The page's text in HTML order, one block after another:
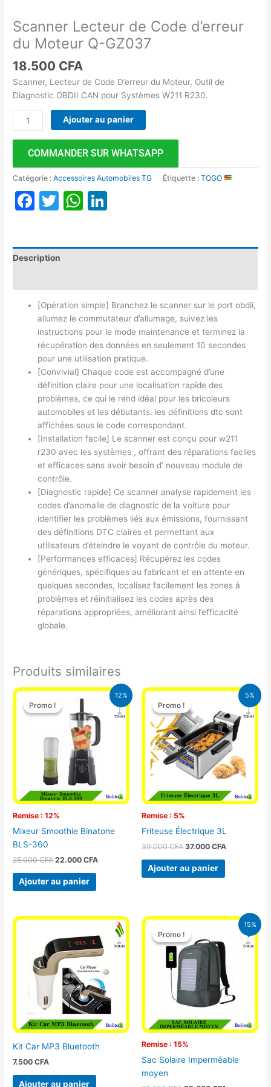
Scanner Lecteur de Code d’erreur
du Moteur Q-GZ037
18.500 CFA
Scanner, Lecteur de Code D’erreur du Moteur, Outil de
Diagnostic OBDII CAN pour Systèmes W211 R230.
Ajouter au panier
COMMANDER SUR WHATSAPP
Catégorie :Accessoires Automobiles TG Étiquette :TOGO
Facebook
TwitterWhatsApp
Description
[Opération simple] Branchez le scanner sur le port obdii,
allumez le commutateur d’allumage, suivez les
instructions pour le mode maintenance et terminez la
récupération des données en seulement 10 secondes
pour une utilisation pratique.
[Convivial] Chaque code est accompagné d’une
définition claire pour une localisation rapide des
problèmes, ce qui le rend idéal pour les bricoleurs
automobiles et les débutants. les définitions dtc sont
affichées sous le code correspondant.
[Installation facile] Le scanner est conçu pour w211
r230 avec les systèmes , offrant des réparations faciles
et efficaces sans avoir besoin d’ nouveau module de
contrôle.
[Diagnostic rapide] Ce scanner analyse rapidement les
codes d’anomalie de diagnostic de la voiture pour
identifier les problèmes liés aux émissions, fournissant
des définitions DTC claires et permettant aux
utilisateurs d’éteindre le voyant de contrôle du moteur.
[Performances efficaces] Récupérez les codes
génériques, spécifiques au fabricant et en attente en
quelques secondes, localisez facilement les zones à
problèmes et réinitialisez les codes après des
réparations appropriées, améliorant ainsi l’efficacité
globale.
Produits similaires
12%
Promo !
Remise : 12%
Promo !
Mixeur Smoothie Binatone
BLS-360
25.000CFA
Le
prix
initial
était :
25.000 CFA.
22.000CFA
Le
prix
actuel
est :
Ajouter au panier
5%
Promo !
Remise : 5%
Promo !
Friteuse Électrique 3L
39.000CFA
Le
initial
était :
39.000 CFA.
37.000 CFA
Le
prix
actuel
est :
37.000 CFA.
Ajouter au panier
Kit Car MP3 Bluetooth
7.500CFA
Ajouter au panier
15%
Promo !
Remise : 15%
Promo !
Sac Solaire Imperméable
moyen
Le
prix
initial
était :
29.500 CFA.
Le
prix
actuel